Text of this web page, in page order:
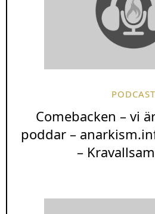
PODCAST
Comebacken – vi
poddar –
–